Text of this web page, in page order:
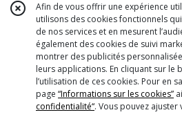
Afin de vous offrir une expérience
utilisons des cookies fonctionnels
de nos services et en mesurent
également des cookies de suivi
montrer des publicités
leurs applications. En cliquant sur le
l’utilisation de ces cookies. Pour en
page “Informations sur les cookies”
confidentialité“. Vous pouvez